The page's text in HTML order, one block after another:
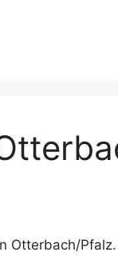
Otterbach/